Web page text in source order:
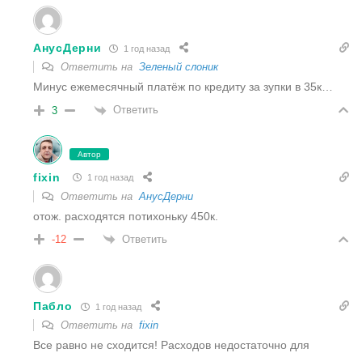
АнусДерни 1 год назад
Ответить на Зеленый слоник
Минус ежемесячный платёж по кредиту за зупки в 35к…
3 Ответить
Автор
fixin 1 год назад
Ответить на АнусДерни
отож. расходятся потихоньку 450к.
-12 Ответить
Пабло 1 год назад
Ответить на fixin
Все равно не сходится! Расходов недостаточно для